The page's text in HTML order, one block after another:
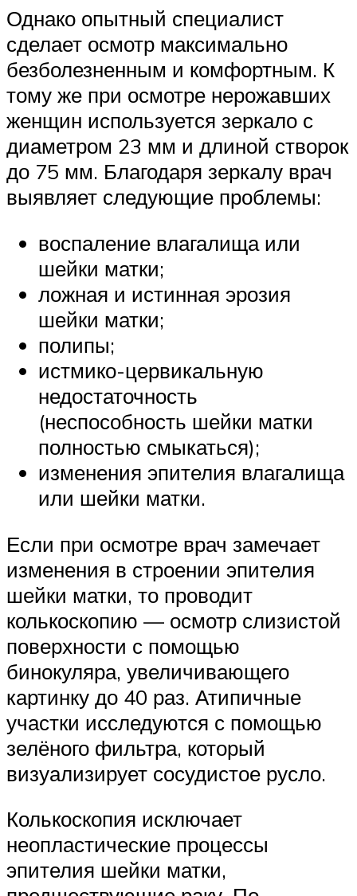
Однако опытный специалист
сделает осмотр максимально
безболезненным и комфортным. К
тому же при осмотре нерожавших
женщин используется зеркало с
диаметром 23 мм и длиной створок
до 75 мм. Благодаря зеркалу врач
выявляет следующие проблемы:
воспаление влагалища или
шейки матки;
ложная и истинная эрозия
шейки матки;
полипы;
истмико-цервикальную
недостаточность
(неспособность шейки матки
полностью смыкаться);
изменения эпителия влагалища
или шейки матки.
Если при осмотре врач замечает
изменения в строении эпителия
шейки матки, то проводит
колькоскопию — осмотр слизистой
поверхности с помощью
бинокуляра, увеличивающего
картинку до 40 раз. Атипичные
участки исследуются с помощью
зелёного фильтра, который
визуализирует сосудистое русло.
Колькоскопия исключает
неопластические процессы
эпителия шейки матки,